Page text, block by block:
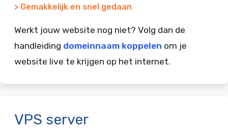
> Gemakkelijk en snel gedaan
Werkt jouw website nog niet? Volg dan de
handleiding domeinnaam koppelen om je
website live te krijgen op het internet.
VPS server